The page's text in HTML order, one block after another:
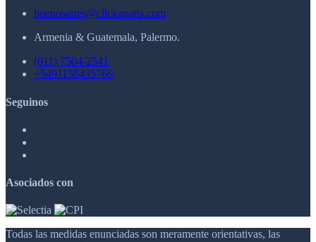
buenosaires@clickaparts.com
Armenia & Guatemala, Palermo.
(011) 7504-2541
+5491158435766
Seguinos
Asociados con
Todas las medidas enunciadas son meramente orientativas, las